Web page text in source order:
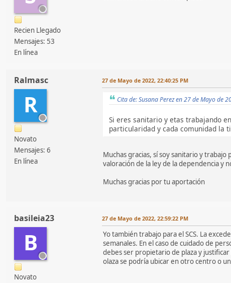
Recien Llegado
Mensajes: 53
En línea
Ralmasc
R
Novato
Mensajes: 6
En línea
27 de Mayo de 2022, 22:40:25 PM
Cita de: Susana Perez en 27 de Mayo de
Si eres sanitario y etas trabajando
particularidad y cada comunidad la
Muchas gracias, sí soy sanitario y
valoración de la ley de la dependencia y
Muchas gracias por tu aportación
basileia23
B
Novato
27 de Mayo de 2022, 22:59:22 PM
Yo también trabajo para el SCS. La
semanales. En el caso de cuidado de
debes ser propietario de plaza y
olaza se podría ubicar en otro centro o